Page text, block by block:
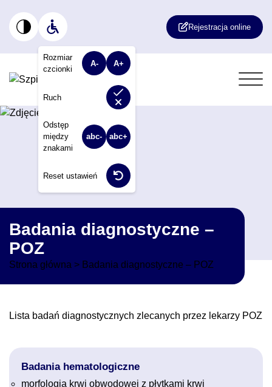
Rozmiar
czcionki
A- A+
Ruch Włącz lub wyłącz animacje na stronie.
Odstęp
między
znakami
abc- abc+
Reset ustawień
Rejestracja online
Badania diagnostyczne –
POZ
Strona główna > Badania diagnostyczne – POZ
Lista badań diagnostycznych zlecanych przez lekarzy POZ
Badania hematologiczne
morfologia krwi obwodowej z płytkami krwi